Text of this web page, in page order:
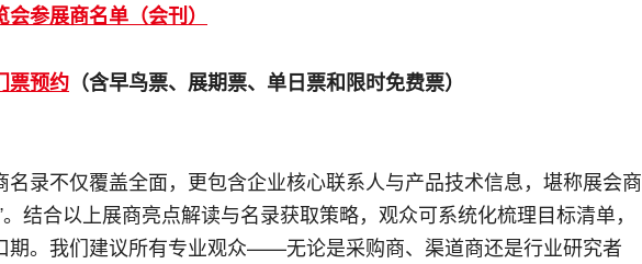
参展商名单（会刊）
票预约 （含早鸟票、展期票、单日票和限时免费票）
名录不仅覆盖全面，更包含企业核心联系人与产品技术信息，堪称展会商
结合以上展商亮点解读与名录获取策略，观众可系统化梳理目标清单，
期。我们建议所有专业观众——无论是采购商、渠道商还是行业研究者